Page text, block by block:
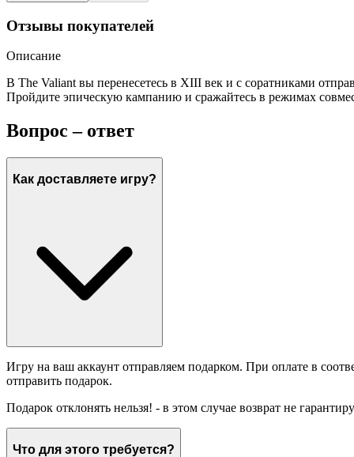
Отзывы покупателей
Описание
В The Valiant вы перенесетесь в XIII век и с соратниками
Пройдите эпическую кампанию и сражайтесь в режимах
Вопрос – ответ
Как доставляете игру?
Игру на ваш аккаунт отправляем подарком. При оплате в
отправить подарок.
Подарок отклонять нельзя! - в этом случае возврат не
Что для этого требуется?